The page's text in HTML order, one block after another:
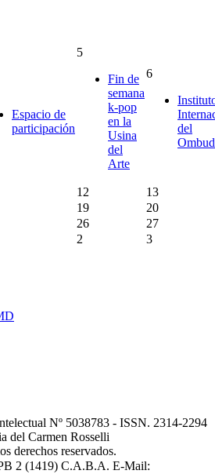
Espacio de
participación
5
Fin de
semana
k-pop
en la
Usina
del
Arte
6
del
12
13
19
20
26
27
2 3
Nº 5038783 - ISSN. 2314-2294
del Carmen Rosselli
derechos reservados.
2 (1419) C.A.B.A. E-Mail: